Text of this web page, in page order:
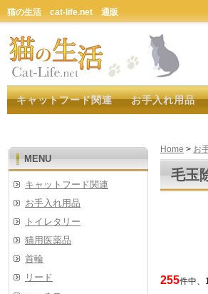
猫の生活 cat-life.net 通販
キャットフード関連 お手入れ用品
Home > お
毛玉
255件中、
MENU
キャットフード関連
お手入れ用品
トイレタリー
猫用医薬品
首輪
リード